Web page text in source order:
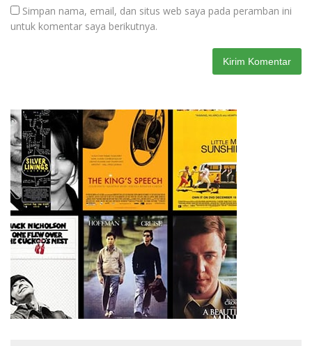
Simpan nama, email, dan situs web saya pada peramban ini
untuk komentar saya berikutnya.